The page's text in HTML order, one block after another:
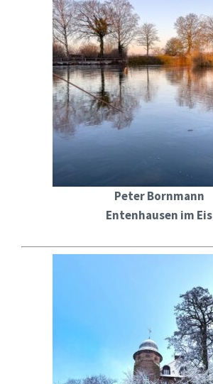
Peter Bornmann
Entenhausen im Eis